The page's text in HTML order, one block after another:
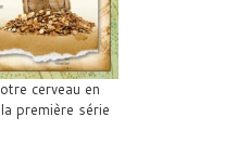
cerveau en
première série